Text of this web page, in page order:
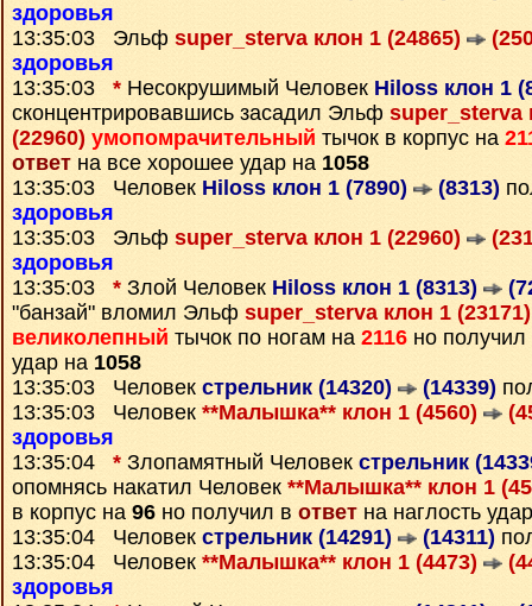
здоровья
13:35:03 Эльф super_sterva клон 1 (24865)
здоровья
13:35:03 * Несокрушимый Человек Hiloss клон 1
сконцентрировавшись засадил Эльф super_sterva
(22960) умопомрачительный тычок в корпус на
ответ на все хорошее удар на 1058
13:35:03 Человек Hiloss клон 1 (7890) (8313)
здоровья
13:35:03 Эльф super_sterva клон 1 (22960)
здоровья
13:35:03 * Злой Человек Hiloss клон 1 (8313)
"банзай" вломил Эльф super_sterva клон 1
великолепный тычок по ногам на 2116 но
удар на 1058
13:35:03 Человек стрельник (14320) (14339)
13:35:03 Человек **Малышка** клон 1 (4560)
здоровья
13:35:04 * Злопамятный Человек стрельник
опомнясь накатил Человек **Малышка** клон 1
в корпус на 96 но получил в ответ на наглость
13:35:04 Человек стрельник (14291) (14311)
13:35:04 Человек **Малышка** клон 1 (4473)
здоровья